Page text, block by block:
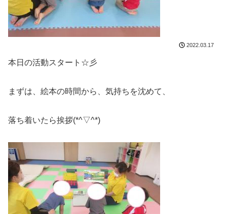
2022.03.17
本日の活動スタート☆彡
まずは、絵本の時間から、気持ちを沈めて、
落ち着いたら挨拶(*^▽^*)